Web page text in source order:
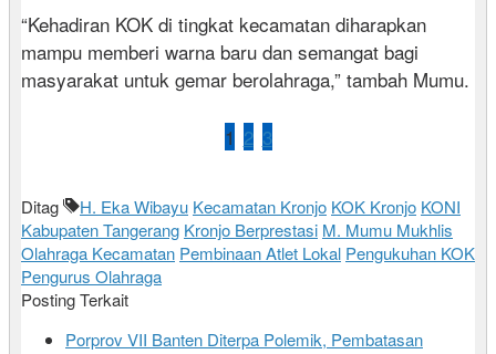
“Kehadiran KOK di tingkat kecamatan diharapkan
mampu memberi warna baru dan semangat bagi
masyarakat untuk gemar berolahraga,” tambah Mumu.
1 2 3
Ditag H. Eka Wibayu Kecamatan Kronjo KOK Kronjo KONI
Kabupaten Tangerang Kronjo Berprestasi M. Mumu Mukhlis
Olahraga Kecamatan Pembinaan Atlet Lokal Pengukuhan KOK
Pengurus Olahraga
Posting Terkait
Porprov VII Banten Diterpa Polemik, Pembatasan